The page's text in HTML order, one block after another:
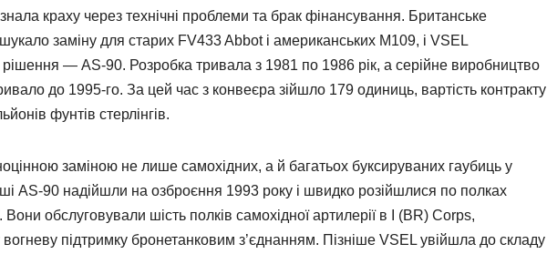
краху через технічні проблеми та брак фінансування. Британське
заміну для старих FV433 Abbot і американських M109, і VSEL
— AS-90. Розробка тривала з 1981 по 1986 рік, а серійне виробництво
до 1995-го. За цей час з конвеєра зійшло 179 одиниць, вартість контракту
фунтів стерлінгів.
заміною не лише самохідних, а й багатьох буксируваних гаубиць у
AS-90 надійшли на озброєння 1993 року і швидко розійшлися по полках
Вони обслуговували шість полків самохідної артилерії в I (BR) Corps,
підтримку бронетанковим з’єднанням. Пізніше VSEL увійшла до складу